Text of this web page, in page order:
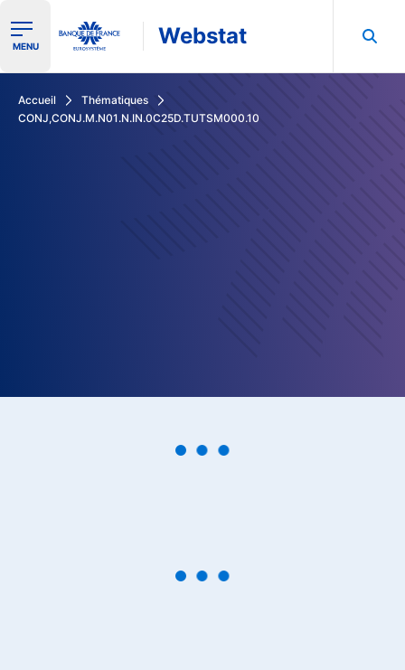
Ouvrir le menu de navigation
MENU Webstat
Accueil
Thématiques
CONJ,CONJ.M.N01.N.IN.0C25D.TUTSM000.10